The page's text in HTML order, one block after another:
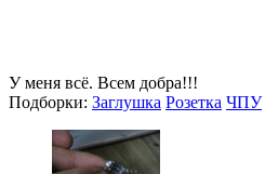
У меня всё. Всем добра!!!
Подборки: Заглушка Розетка ЧПУ